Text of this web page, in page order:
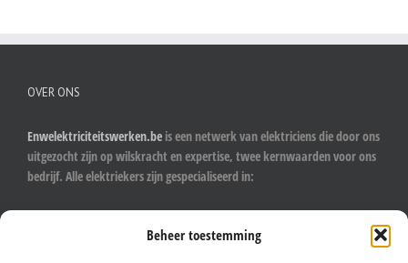
Beheer toestemming
OVER ONS
Enwelektriciteitswerken.be is een netwerk van elektriciens die door ons
uitgezocht zijn op wilskracht en expertise, twee kernwaarden voor ons
bedrijf. Alle elektriekers zijn gespecialiseerd in:
- Algemene elektriciteitswerken
- Industriële elektriciteitswerken